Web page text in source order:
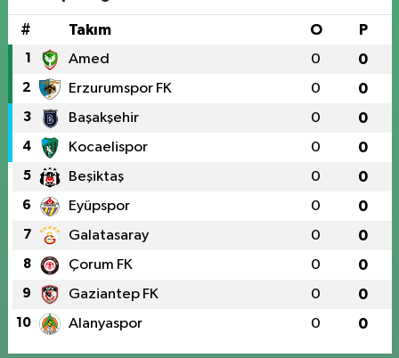
# Takım O P
1 Amed 0 0
2 Erzurumspor FK 0 0
3 Başakşehir 0 0
4 Kocaelispor 0 0
5 Beşiktaş 0 0
6 Eyüpspor 0 0
7 Galatasaray 0 0
8 Çorum FK 0 0
9 Gaziantep FK 0 0
10 Alanyaspor 0 0